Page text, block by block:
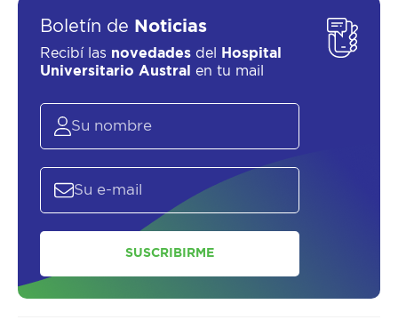
Boletín de Noticias
Recibí las novedades del
Hospital
Universitario Austral
en tu mail
SUSCRIBIRME